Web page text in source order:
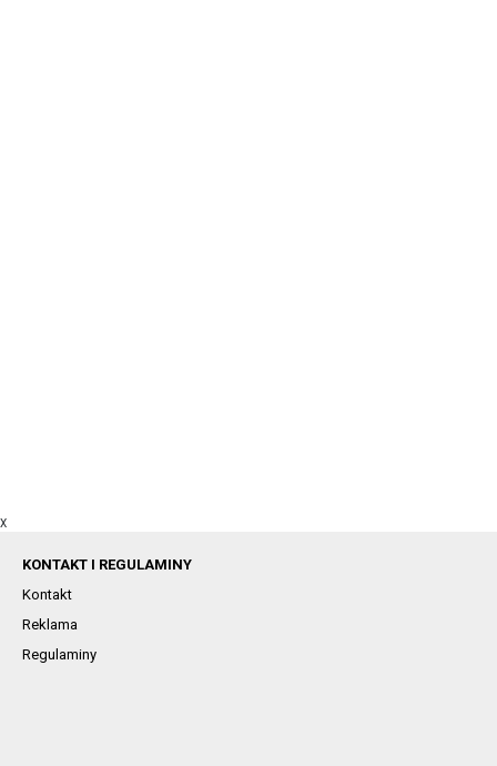
X
KONTAKT I REGULAMINY
Kontakt
Reklama
Regulaminy